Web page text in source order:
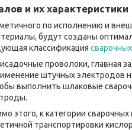
и их характеристики
по исполнению и
будут созданы
классификация
проволоки, главная
штучных электродов
выполнить шлаковые
этого, к категории
транспортировки